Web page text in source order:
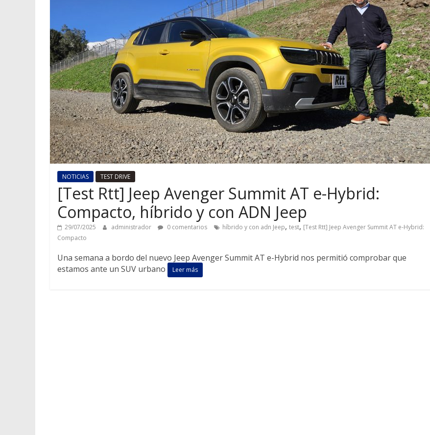
NOTICIAS TEST DRIVE
[Test Rtt] Jeep Avenger Summit AT e-Hybrid:
Compacto, híbrido y con ADN Jeep
29/07/2025 administrador 0 comentarios híbrido y con adn Jeep, test, [Test Rtt] Jeep Avenger Summit AT e-Hybrid:
Compacto
Una semana a bordo del nuevo Jeep Avenger Summit AT e-Hybrid nos permitió comprobar que
estamos ante un SUV urbano
Leer más